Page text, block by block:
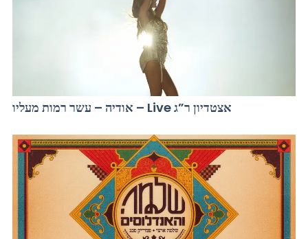
אודיה – עשר רמות מעליו – Live אצטדיון ר”ג